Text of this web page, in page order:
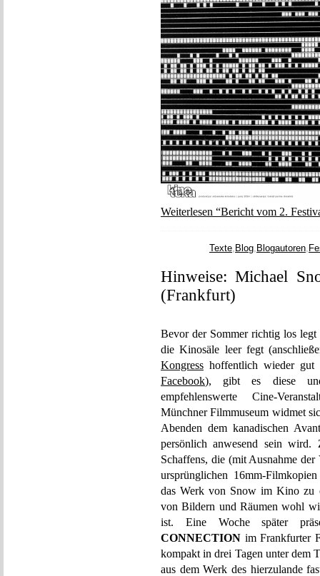
Weiterlesen “Bericht vom 2.
Texte, Blog, Blogautoren,
Hinweise: Michael
(Frankfurt)
Bevor der Sommer richtig los
die Kinosäle leer fegt
Kongress hoffentlich wieder
Facebook), gibt es diese
empfehlenswerte Cine-
Münchner Filmmuseum widmet
Abenden dem kanadischen
persönlich anwesend sein wird.
Schaffens, die (mit Ausnahme
ursprünglichen 16mm-
das Werk von Snow im Kino zu
von Bildern und Räumen wohl
ist. Eine Woche später
CONNECTION im Frankfurter
kompakt in drei Tagen unter dem
aus dem Werk des hierzulande